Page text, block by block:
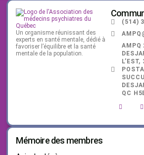
Un organisme réunissant des
experts en santé mentale, dédié à
favoriser l’équilibre et la santé
mentale de la population.
(514)
AMPQ
QC
Mémoire des membres